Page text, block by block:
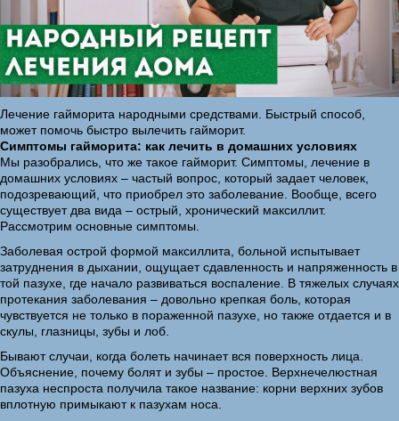
Лечение гайморита народными средствами. Быстрый способ,
может помочь быстро вылечить гайморит.
Симптомы гайморита: как лечить в домашних условиях
Мы разобрались, что же такое гайморит. Симптомы, лечение в
домашних условиях – частый вопрос, который задает человек,
подозревающий, что приобрел это заболевание. Вообще, всего
существует два вида – острый, хронический максиллит.
Рассмотрим основные симптомы.
Заболевая острой формой максиллита, больной испытывает
затруднения в дыхании, ощущает сдавленность и напряженность в
той пазухе, где начало развиваться воспаление. В тяжелых случаях
протекания заболевания – довольно крепкая боль, которая
чувствуется не только в пораженной пазухе, но также отдается и в
скулы, глазницы, зубы и лоб.
Бывают случаи, когда болеть начинает вся поверхность лица.
Объяснение, почему болят и зубы – простое. Верхнечелюстная
пазуха неспроста получила такое название: корни верхних зубов
вплотную примыкают к пазухам носа.